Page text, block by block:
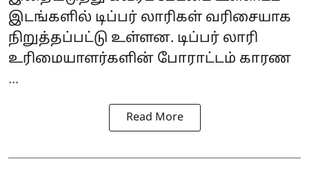
இடங்களில் டிப்பர் லாரிகள் வரிசையாக
நிறுத்தப்பட்டு உள்ளன. டிப்பர் லாரி
உரிமையாளர்களின் போராட்டம் காரண
...
Read More